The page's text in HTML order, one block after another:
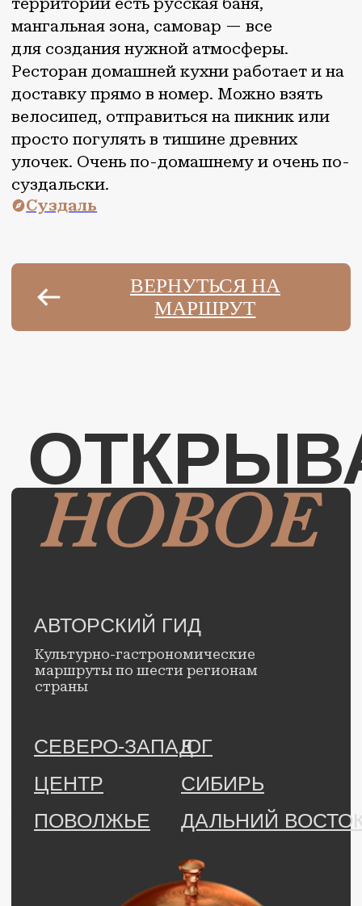
ВЕРНУТЬСЯ НА
МАРШРУТ
ДАЛЬНИЙ ВОСТОК
© с 2025 г., Гид «Открывай
АВТОРСКИЙ ГИД
Культурно-гастрономические
ОТКРЫВАЙ
ПОВОЛЖЬЕ
Правовая информация.